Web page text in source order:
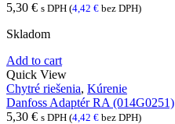
5,30 € s DPH (4,42 € bez DPH)
Skladom
Add to cart
Quick View
Chytré riešenia, Kúrenie
Danfoss Adaptér RA (014G0251)
5,30 € s DPH (4,42 € bez DPH)